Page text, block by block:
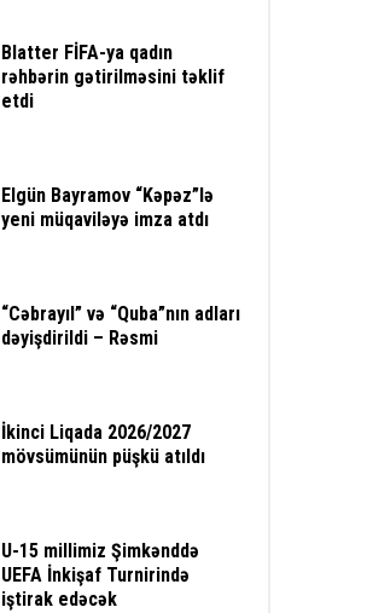
Blatter FİFA-ya qadın
rəhbərin gətirilməsini təklif
etdi
Elgün Bayramov “Kəpəz”lə
yeni müqaviləyə imza atdı
“Cəbrayıl” və “Quba”nın adları
dəyişdirildi – Rəsmi
İkinci Liqada 2026/2027
mövsümünün püşkü atıldı
U-15 millimiz Şimkənddə
UEFA İnkişaf Turnirində
iştirak edəcək